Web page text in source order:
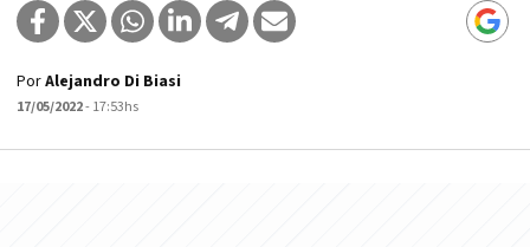
PorAlejandro Di Biasi
17/05/2022- 17:53hs